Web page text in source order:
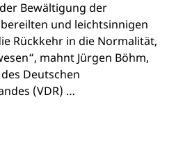
Bewältigung der
und leichtsinnigen
Rückkehr in die Normalität,
mahnt Jürgen Böhm,
Deutschen
(VDR) …